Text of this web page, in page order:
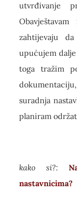
utvrđivanje
zahtijevaju
upućujem
toga tražim
suradnja
planiram
kako si?:
nastavnicima?